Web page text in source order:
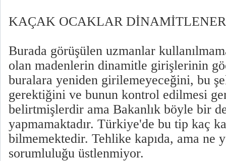
KAÇAK OCAKLAR
Burada görüşülen uzmanlar
olan madenlerin dinamitle girişlerinin
buralara yeniden girilemeyeceğini, bu
gerektiğini ve bunun kontrol edilmesi
belirtmişlerdir ama Bakanlık böyle bir
yapmamaktadır. Türkiye'de bu tip kaç
bilmemektedir. Tehlike kapıda, ama ne
sorumluluğu üstlenmiyor.